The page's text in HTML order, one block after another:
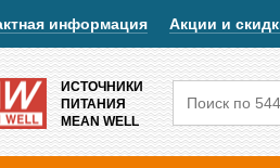
информация Акции и
ИСТОЧНИКИ
ПИТАНИЯ
MEAN WELL